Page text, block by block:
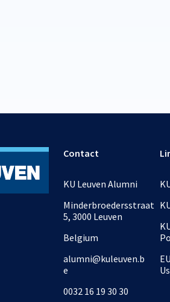
Contact
KU Leuven Alumni
Minderbroedersstraat
5, 3000 Leuven
Belgium
alumni@kuleuven.b
e
0032 16 19 30 30